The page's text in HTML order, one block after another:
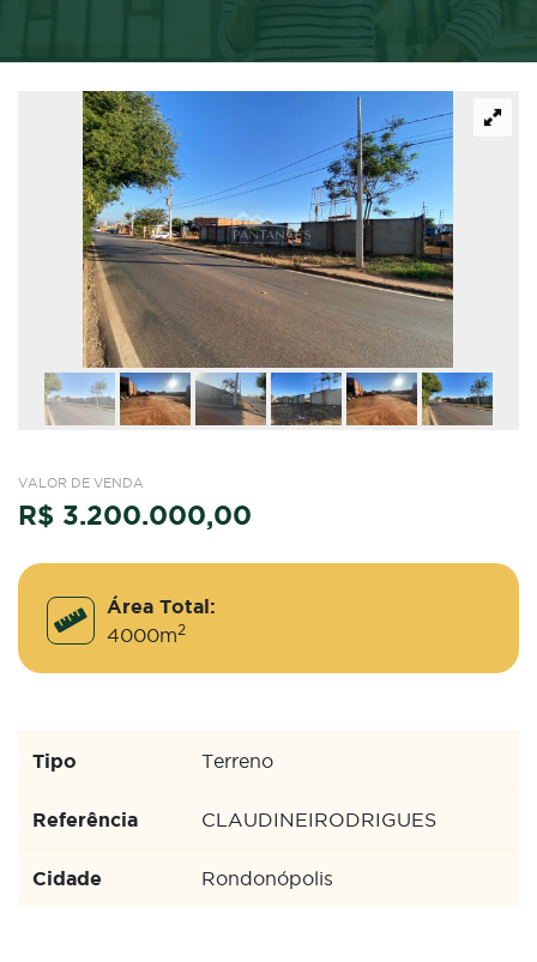
VALOR DE VENDA
R$ 3.200.000,00
Área Total:
4000m2
Tipo Terreno
Referência CLAUDINEIRODRIGUES
Cidade Rondonópolis